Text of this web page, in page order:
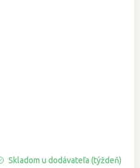
Skladom u dodávateľa (týždeň)